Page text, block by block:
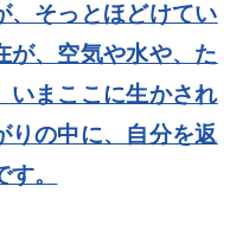
、そっとほどけてい
が、空気や水や、た
いまここに生かされ
りの中に、自分を返
。